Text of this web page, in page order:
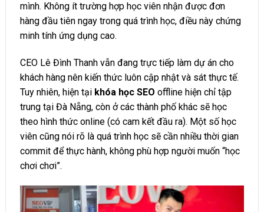
mình. Không ít trường hợp học viên nhận được đơn
hàng đầu tiên ngay trong quá trình học, điều này chứng
minh tính ứng dụng cao.
CEO Lê Đình Thanh vẫn đang trực tiếp làm dự án cho
khách hàng nên kiến thức luôn cập nhật và sát thực tế.
Tuy nhiên, hiện tại khóa học SEO offline hiện chỉ tập
trung tại Đà Nẵng, còn ở các thành phố khác sẽ học
theo hình thức online (có cam kết đầu ra). Một số học
viên cũng nói rõ là quá trình học sẽ cần nhiều thời gian
commit để thực hành, không phù hợp người muốn “học
chơi chơi”.